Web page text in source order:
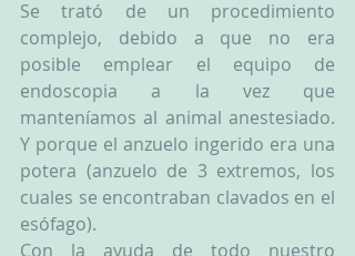
Se trató de un procedimiento
complejo, debido a que no era
posible emplear el equipo de
endoscopia a la vez que
manteníamos al animal anestesiado.
Y porque el anzuelo ingerido era una
potera (anzuelo de 3 extremos, los
cuales se encontraban clavados en el
esófago).
Con la ayuda de todo nuestro